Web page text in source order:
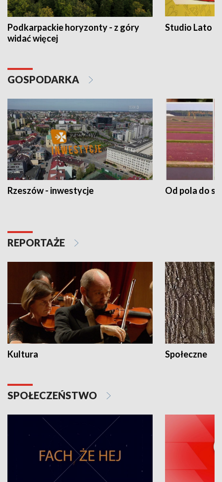
Podkarpackie horyzonty - z góry
widać więcej
Studio Lato
GOSPODARKA
Rzeszów - inwestycje Od pola do
REPORTAŻE
Kultura Społeczne
SPOŁECZEŃSTWO